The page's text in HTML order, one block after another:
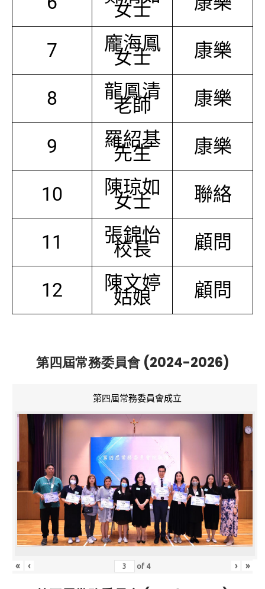
女士
7 龐海鳳
女士 康樂
8 龍鳳清
老師 康樂
9 羅紹基
先生 康樂
10 陳琼如
女士 聯絡
11 張錦怡
校長 顧問
12 陳文婷
姑娘 顧問
第四屆常務委員會 (2024-2026)
第四屆常務委員會成立
« ‹ of 4 › »